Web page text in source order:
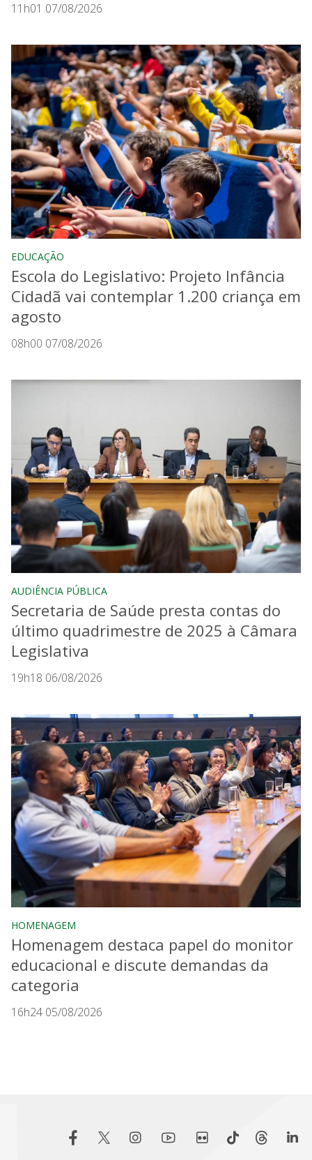
11h01 07/08/2026
EDUCAÇÃO
Escola do Legislativo: Projeto Infância
Cidadã vai contemplar 1.200 criança em
agosto
08h00 07/08/2026
AUDIÊNCIA PÚBLICA
Secretaria de Saúde presta contas do
último quadrimestre de 2025 à Câmara
Legislativa
19h18 06/08/2026
HOMENAGEM
Homenagem destaca papel do monitor
educacional e discute demandas da
categoria
16h24 05/08/2026